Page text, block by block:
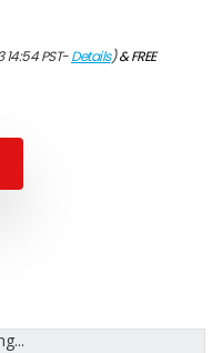
PST-Details)&FREE